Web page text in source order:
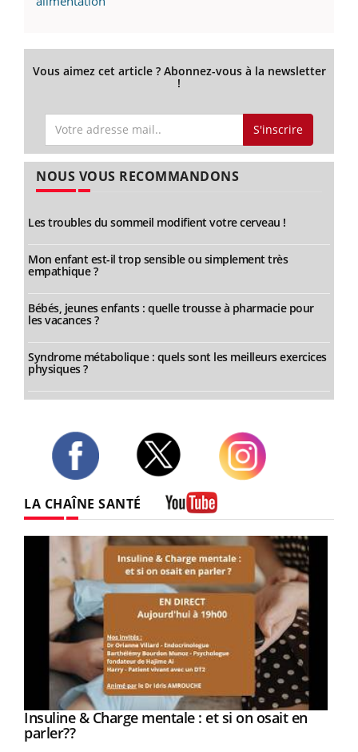
Vous aimez cet article ? Abonnez-vous à la newsletter
!
S'inscrire
NOUS VOUS RECOMMANDONS
Les troubles du sommeil modifient votre cerveau !
Mon enfant est-il trop sensible ou simplement très
empathique ?
Bébés, jeunes enfants : quelle trousse à pharmacie pour
les vacances ?
Syndrome métabolique : quels sont les meilleurs exercices
physiques ?
LA CHAÎNE SANTÉ
Youtube
Insuline & Charge mentale : et si on osait en
parler??Youtube